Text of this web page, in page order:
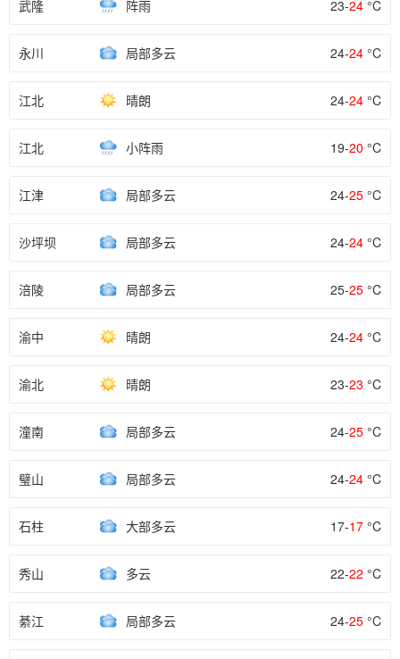
武隆 阵雨 23-24 °C
永川 局部多云 24-24 °C
江北 晴朗 24-24 °C
江北 小阵雨 19-20 °C
江津 局部多云 24-25 °C
沙坪坝 局部多云 24-24 °C
涪陵 局部多云 25-25 °C
渝中 晴朗 24-24 °C
渝北 晴朗 23-23 °C
潼南 局部多云 24-25 °C
璧山 局部多云 24-24 °C
石柱 大部多云 17-17 °C
秀山 多云 22-22 °C
綦江 局部多云 24-25 °C